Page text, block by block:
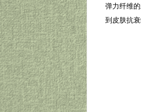
弹力纤维
到皮肤抗